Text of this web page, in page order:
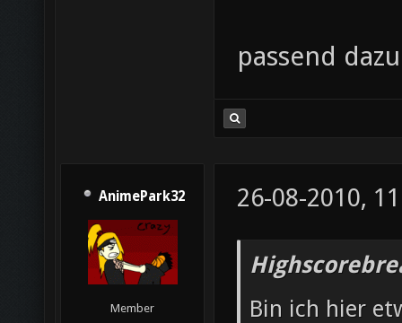
passend
AnimePark32
Member
26-08-2010,
Bin ich hier